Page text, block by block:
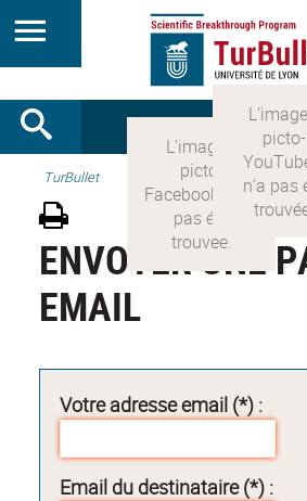
TurBullet
ENVOYER UNE
EMAIL
Votre adresse email (*) :
Email du destinataire (*) :